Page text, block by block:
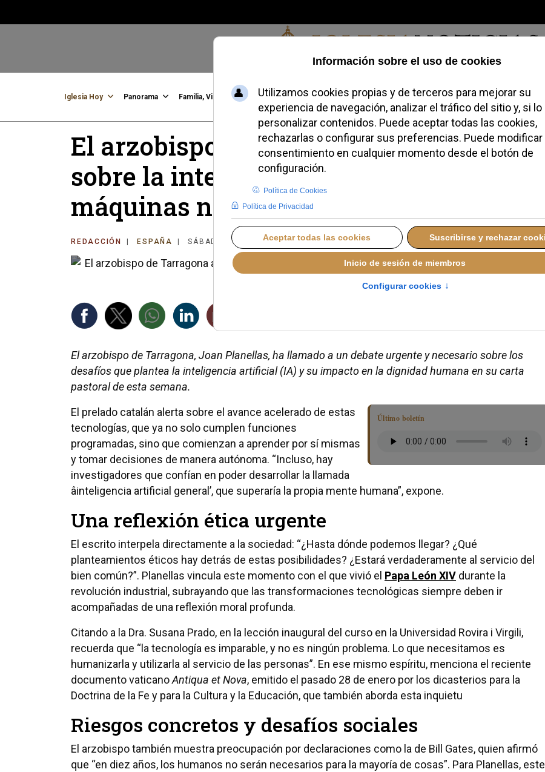
Viernes, 07 de agosto de 2026
Iglesia Hoy Panorama Familia, Vida, Identidad Credofobiómetro Blogs Temas Buscar #JovenesConFe Podcast
El arzobispo de Tarragona advierte
sobre la inteligencia artificial: “¿Más
máquinas nos harán más humanos?”
REDACCIÓN ESPAÑA SÁBADO, 14 JUNIO 2025 15:50
El arzobispo de Tarragona, Joan Planellas, ha llamado a un debate urgente y necesario sobre los
desafíos que plantea la inteligencia artificial (IA) y su impacto en la dignidad humana en su carta
pastoral de esta semana.
Último boletín
El prelado catalán alerta sobre el avance acelerado de estas
tecnologías, que ya no solo cumplen funciones
programadas, sino que comienzan a aprender por sí mismas
y tomar decisiones de manera autónoma. “Incluso, hay
investigadores que confían en poder desarrollar la llamada
âinteligencia artificial general’, que superaría la propia mente humana”, expone.
Una reflexión ética urgente
El escrito interpela directamente a la sociedad: “¿Hasta dónde podemos llegar? ¿Qué
planteamientos éticos hay detrás de estas posibilidades? ¿Estará verdaderamente al servicio del
bien común?”. Planellas vincula este momento con el que vivió el Papa León XIV durante la
revolución industrial, subrayando que las transformaciones tecnológicas siempre deben ir
acompañadas de una reflexión moral profunda.
Citando a la Dra. Susana Prado, en la lección inaugural del curso en la Universidad Rovira i Virgili,
recuerda que “la tecnología es imparable, y no es ningún problema. Lo que necesitamos es
humanizarla y utilizarla al servicio de las personas”. En ese mismo espíritu, menciona el reciente
documento vaticanoAntiqua et Nova, emitido el pasado 28 de enero por los dicasterios para la
Doctrina de la Fe y para la Cultura y la Educación, que también aborda esta inquietu
Riesgos concretos y desafíos sociales
El arzobispo también muestra preocupación por declaraciones como la de Bill Gates, quien afirmó
que “en diez años, los humanos no serán necesarios para la mayoría de cosas”. Para Planellas, este